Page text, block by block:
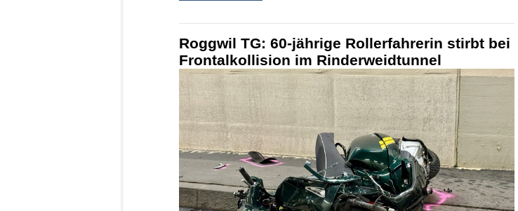
Roggwil TG: 60-jährige Rollerfahrerin stirbt bei
Frontalkollision im Rinderweidtunnel